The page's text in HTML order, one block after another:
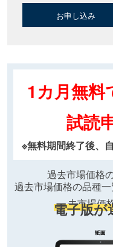
お申し込み
1カ月無料
試読
※無料期間終了後、
過去市場価格
過去市場価格の品種
去市場価
電子版が